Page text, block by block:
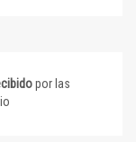
por las